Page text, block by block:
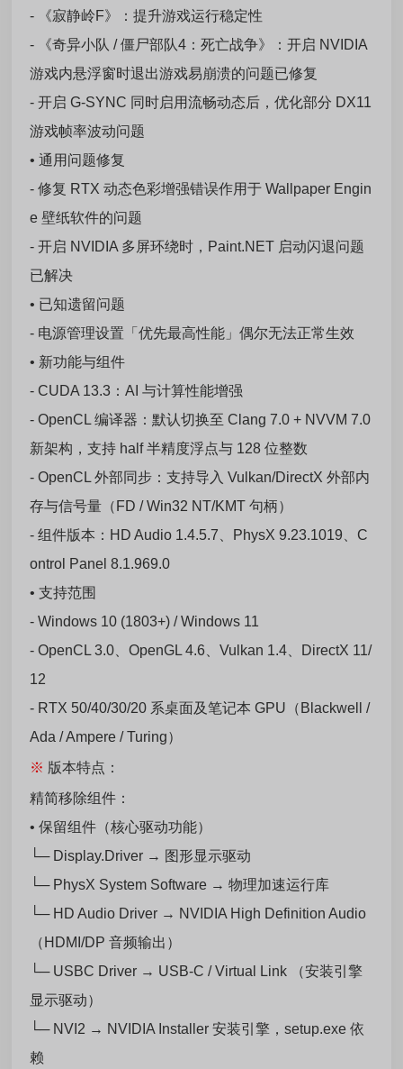
- 《寂静岭F》：提升游戏运行稳定性
- 《奇异小队 / 僵尸部队4：死亡战争》：开启 NVIDIA
游戏内悬浮窗时退出游戏易崩溃的问题已修复
- 开启 G-SYNC 同时启用流畅动态后，优化部分 DX11
游戏帧率波动问题
• 通用问题修复
- 修复 RTX 动态色彩增强错误作用于 Wallpaper Engin
e 壁纸软件的问题
- 开启 NVIDIA 多屏环绕时，Paint.NET 启动闪退问题
已解决
• 已知遗留问题
- 电源管理设置「优先最高性能」偶尔无法正常生效
• 新功能与组件
- CUDA 13.3：AI 与计算性能增强
- OpenCL 编译器：默认切换至 Clang 7.0 + NVVM 7.0
新架构，支持 half 半精度浮点与 128 位整数
- OpenCL 外部同步：支持导入 Vulkan/DirectX 外部内
存与信号量（FD / Win32 NT/KMT 句柄）
- 组件版本：HD Audio 1.4.5.7、PhysX 9.23.1019、C
ontrol Panel 8.1.969.0
• 支持范围
- Windows 10 (1803+) / Windows 11
- OpenCL 3.0、OpenGL 4.6、Vulkan 1.4、DirectX 11/
12
- RTX 50/40/30/20 系桌面及笔记本 GPU（Blackwell /
Ada / Ampere / Turing）
※ 版本特点：
精简移除组件：
• 保留组件（核心驱动功能）
└─ Display.Driver → 图形显示驱动
└─ PhysX System Software → 物理加速运行库
└─ HD Audio Driver → NVIDIA High Definition Audio
（HDMI/DP 音频输出）
└─ USBC Driver → USB-C / Virtual Link （安装引擎
显示驱动）
└─ NVI2 → NVIDIA Installer 安装引擎，setup.exe 依
赖